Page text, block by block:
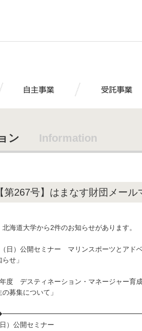
ン Information
【第267号】はまなす財団メール
北海道大学から2件のお知らせがあります。
（日）公開セミナー マリンスポーツとアド
せ」
年度 デスティネーション・マネージャー育
募集について」
）公開セミナー